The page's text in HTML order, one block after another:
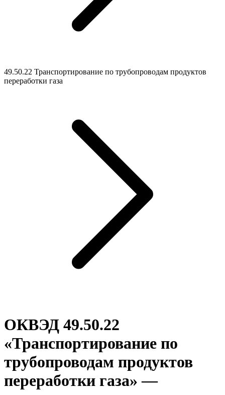
49.50.22 Транспортирование по трубопроводам продуктов
переработки газа
ОКВЭД 49.50.22
«Транспортирование по
трубопроводам продуктов
переработки газа» —